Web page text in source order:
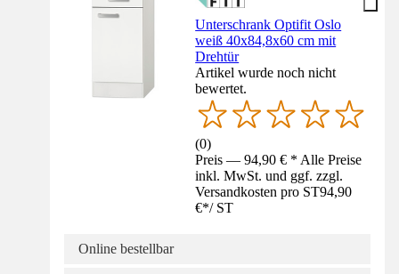
Unterschrank Optifit Oslo
weiß 40x84,8x60 cm mit
Drehtür
Artikel wurde noch nicht
bewertet.
(0)
Preis — 94,90 € * Alle Preise
inkl. MwSt. und ggf. zzgl.
Versandkosten pro ST94,90
€*/ ST
Online bestellbar